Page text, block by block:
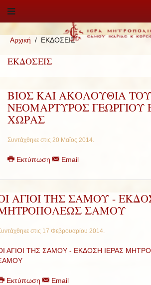
Αρχική ΕΚΔΟΣΕΙΣ
ΕΚΔΟΣΕΙΣ
ΒΙΟΣ ΚΑΙ ΑΚΟΛΟΥΘΙΑ
ΝΕΟΜΑΡΤΥΡΟΣ ΓΕΩΡΓΙΟΥ
ΧΩΡΑΣ
Συντάχθηκε στις 20 Μαϊος 2014.
Εκτύπωση Email
ΑΓΙΟΙ ΤΗΣ ΣΑΜΟΥ -
ΣΑΜΟΥ
στις 17 Φεβρουαρίου 2014.
ΑΓΙΟΙ ΤΗΣ ΣΑΜΟΥ - ΕΚΔΟΣΗ ΙΕΡΑΣ
Εκτύπωση Email